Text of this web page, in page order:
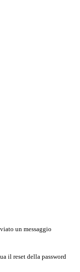
un messaggio
il reset della password